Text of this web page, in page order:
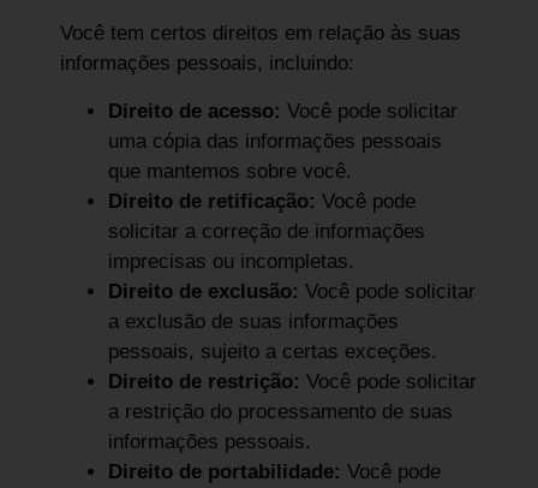
Você tem certos direitos em relação às suas
informações pessoais, incluindo:
Direito de acesso: Você pode solicitar
uma cópia das informações pessoais
que mantemos sobre você.
Direito de retificação: Você pode
solicitar a correção de informações
imprecisas ou incompletas.
Direito de exclusão: Você pode solicitar
a exclusão de suas informações
pessoais, sujeito a certas exceções.
Direito de restrição: Você pode solicitar
a restrição do processamento de suas
informações pessoais.
Direito de portabilidade: Você pode